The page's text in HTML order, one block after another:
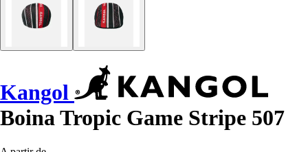
Kangol
Boina Tropic Game Stripe 507